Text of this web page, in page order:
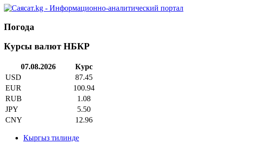
Погода
Курсы валют НБКР
07.08.2026
Курс
USD
87.45
EUR
100.94
RUB
1.08
JPY
5.50
CNY
12.96
Кыргыз тилинде